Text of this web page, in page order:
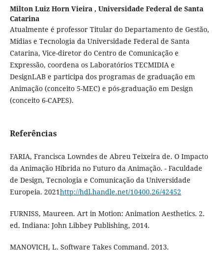
Milton Luiz Horn Vieira , Universidade Federal de Santa
Catarina
Atualmente é professor Titular do Departamento de Gestão,
Mídias e Tecnologia da Universidade Federal de Santa
Catarina, Vice-diretor do Centro de Comunicação e
Expressão, coordena os Laboratórios TECMIDIA e
DesignLAB e participa dos programas de graduação em
Animação (conceito 5-MEC) e pós-graduação em Design
(conceito 6-CAPES).
Referências
FARIA, Francisca Lowndes de Abreu Teixeira de. O Impacto
da Animação Híbrida no Futuro da Animação. - Faculdade
de Design, Tecnologia e Comunicação da Universidade
Europeia. 2021http://hdl.handle.net/10400.26/42452
FURNISS, Maureen. Art in Motion: Animation Aesthetics. 2.
ed. Indiana: John Libbey Publishing, 2014.
MANOVICH, L. Software Takes Command. 2013.